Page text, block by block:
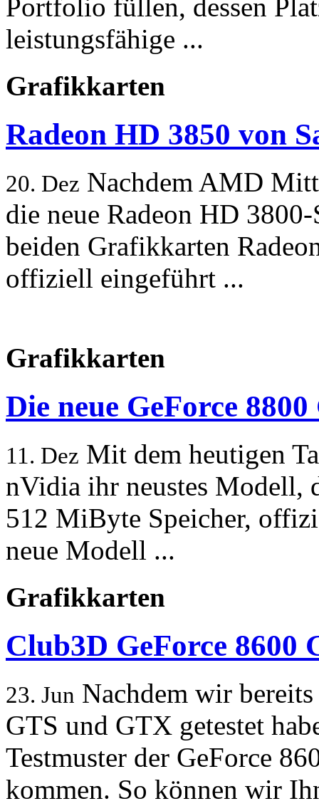
Portfolio füllen, dessen
leistungsfähige ...
Grafikkarten
Radeon HD 3850 von
20. Dez Nachdem AMD
die neue Radeon HD
beiden Grafikkarten
offiziell eingeführt ...
Grafikkarten
Die neue GeForce
11. Dez Mit dem heutigen
nVidia ihr neustes Modell,
512 MiByte Speicher,
neue Modell ...
Grafikkarten
Club3D GeForce 8600
23. Jun Nachdem wir
GTS und GTX getestet
Testmuster der GeForce
kommen. So können wir